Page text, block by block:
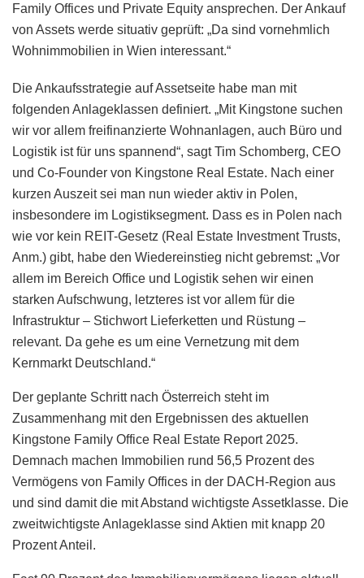
Family Offices und Private Equity ansprechen. Der Ankauf
von Assets werde situativ geprüft: „Da sind vornehmlich
Wohnimmobilien in Wien interessant.“
Die Ankaufsstrategie auf Assetseite habe man mit
folgenden Anlageklassen definiert. „Mit Kingstone suchen
wir vor allem freifinanzierte Wohnanlagen, auch Büro und
Logistik ist für uns spannend“, sagt Tim Schomberg, CEO
und Co-Founder von Kingstone Real Estate. Nach einer
kurzen Auszeit sei man nun wieder aktiv in Polen,
insbesondere im Logistiksegment. Dass es in Polen nach
wie vor kein REIT-Gesetz (Real Estate Investment Trusts,
Anm.) gibt, habe den Wiedereinstieg nicht gebremst: „Vor
allem im Bereich Office und Logistik sehen wir einen
starken Aufschwung, letzteres ist vor allem für die
Infrastruktur – Stichwort Lieferketten und Rüstung –
relevant. Da gehe es um eine Vernetzung mit dem
Kernmarkt Deutschland.“
Der geplante Schritt nach Österreich steht im
Zusammenhang mit den Ergebnissen des aktuellen
Kingstone Family Office Real Estate Report 2025.
Demnach machen Immobilien rund 56,5 Prozent des
Vermögens von Family Offices in der DACH-Region aus
und sind damit die mit Abstand wichtigste Assetklasse. Die
zweitwichtigste Anlageklasse sind Aktien mit knapp 20
Prozent Anteil.